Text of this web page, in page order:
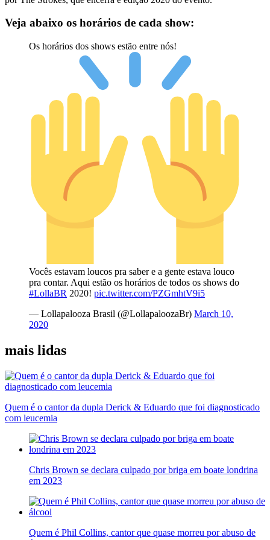
Veja abaixo os horários de cada show:
Os horários dos shows estão entre nós!
Vocês estavam loucos pra saber e a gente estava louco
pra contar. Aqui estão os horários de todos os shows do
#LollaBR 2020! pic.twitter.com/PZGmhtV9i5
— Lollapalooza Brasil (@LollapaloozaBr) March 10,
2020
mais lidas
Quem é o cantor da dupla Derick & Eduardo que foi diagnosticado
com leucemia
Chris Brown se declara culpado por briga em boate londrina
em 2023
Quem é Phil Collins, cantor que quase morreu por abuso de